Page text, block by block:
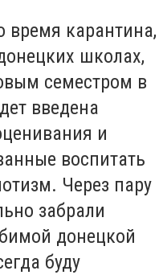
время карантина,
школах,
семестром в
введена
и
воспитать
Через пару
забрали
донецкой
буду